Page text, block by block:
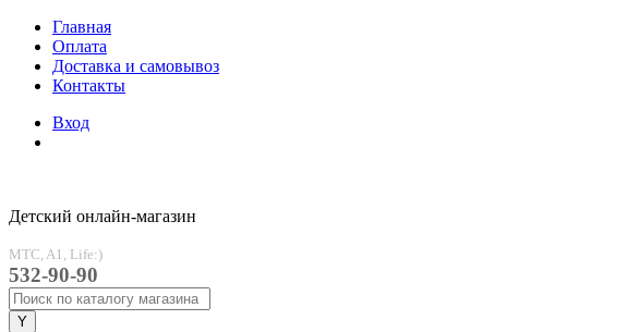
Главная
Оплата
Доставка и самовывоз
Контакты
Вход
Детский онлайн-магазин
MTC, A1, Life:)
532-90-90